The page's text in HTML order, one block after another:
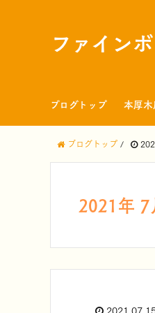
ファイン
ブログトップ 本厚木
ブログトップ /
2021年